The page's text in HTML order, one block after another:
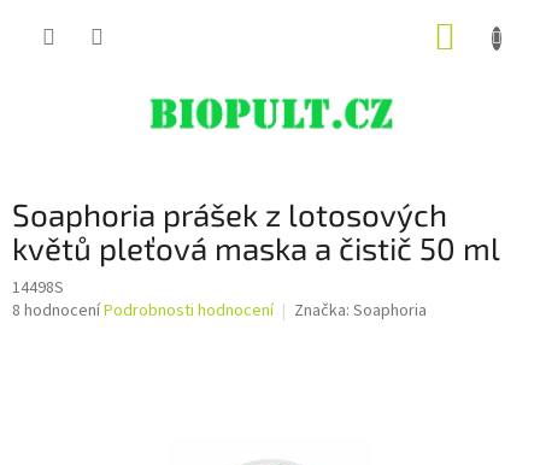
Soaphoria prášek z lotosových
květů pleťová maska a čistič 50 ml
14498S
Průměrné
8 hodnoceníPodrobnosti hodnocení Značka: Soaphoria